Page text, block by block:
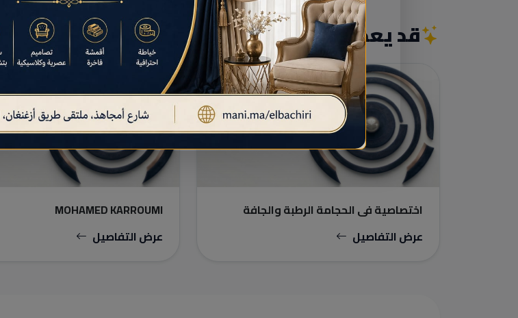
قد يعجبك أيضاً
الممرضون / قطاع الشبه طبي
اختصاصية في الحجامة الرطبة والجافة
التدليك بالزيوت الطبيعية الفوطة النارية
العلاج بالموكسا مساعدة صيدلين
عرض التفاصيل
MOHAMED KARROUMI
عرض التفاصيل